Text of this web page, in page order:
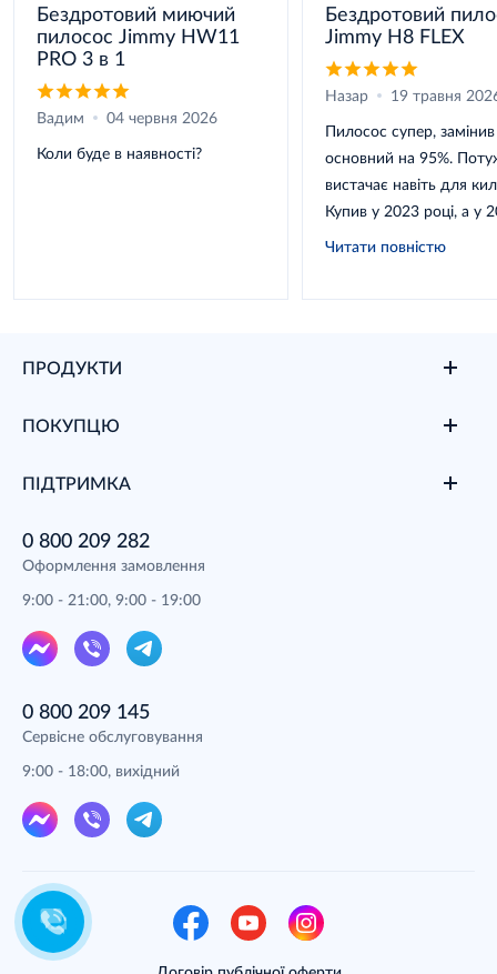
Бездротовий миючий
пилосос Jimmy HW11
PRO 3 в 1
Вадим
04 червня 2026
Коли буде в наявності?
Бездротовий
Jimmy H8 FLEX
Назар
19 травня
Пилосос супер,
основний на 95%.
вистачає навіть для
Купив у 2023 році, а у
посипався підшипник
Читати повністю
ПРОДУКТИ
ПОКУПЦЮ
ПІДТРИМКА
0 800 209 282
Оформлення замовлення
9:00 - 21:00, 9:00 - 19:00
0 800 209 145
Сервісне обслуговування
9:00 - 18:00, вихідний